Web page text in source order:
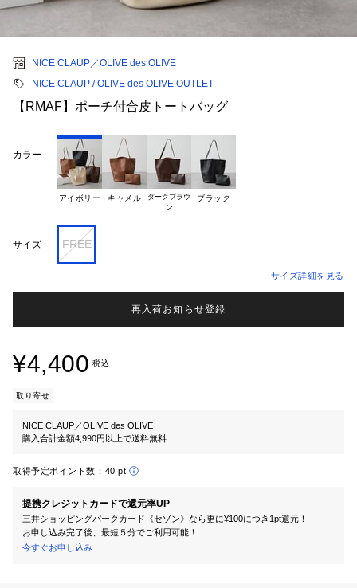
NICE CLAUP／OLIVE des OLIVE
NICE CLAUP / OLIVE des OLIVE OUTLET
【RMAF】ポーチ付合皮トートバッグ
カラー
アイボリー キャメル
ダークブラウ
ブラック
サイズ FREE
サイズ詳細を見る
再入荷お知らせ登録
¥4,400 税込
取り寄せ
NICE CLAUP／OLIVE des OLIVE
購入合計金額4,990円以上で送料無料
取得予定ポイント数： 40 pt
提携クレジットカードで還元率UP
三井ショッピングパークカード《セゾン》なら更に¥100につき1pt還元！
お申し込み完了後、最短５分でご利用可能！
今すぐお申し込み